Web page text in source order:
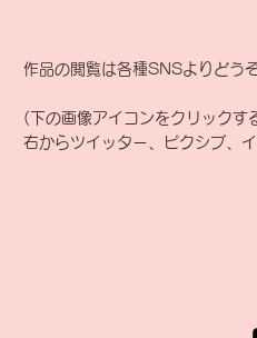
作品の閲覧は各種SNSよりどう
​(下の画像アイコンをクリックす
右からツイッター、ピクシブ、